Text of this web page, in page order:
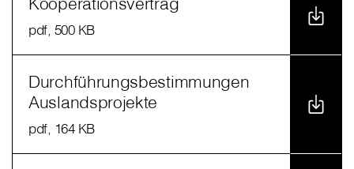
pdf, 500 KB
Durchführungsbestimmungen
Auslandsprojekte
pdf, 164 KB